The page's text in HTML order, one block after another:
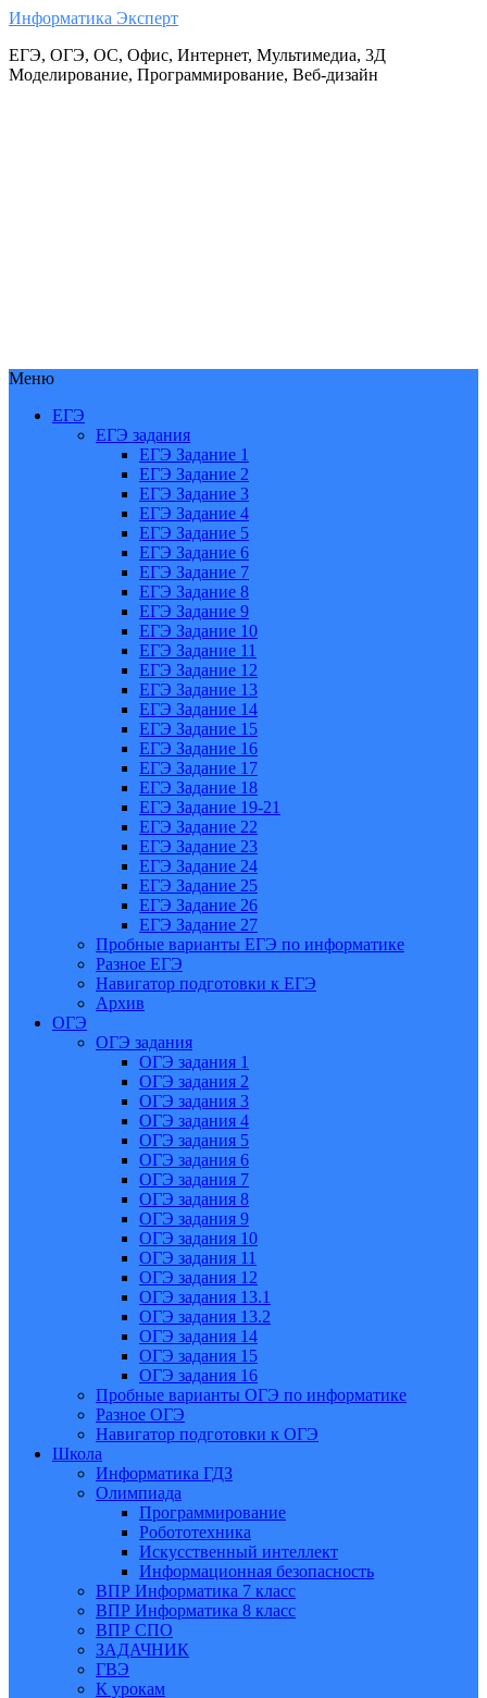
Информатика Эксперт
ЕГЭ, ОГЭ, ОС, Офис, Интернет, Мультимедиа, 3Д
Моделирование, Программирование, Веб-дизайн
Меню
ЕГЭ
ЕГЭ задания
ЕГЭ Задание 1
ЕГЭ Задание 2
ЕГЭ Задание 3
ЕГЭ Задание 4
ЕГЭ Задание 5
ЕГЭ Задание 6
ЕГЭ Задание 7
ЕГЭ Задание 8
ЕГЭ Задание 9
ЕГЭ Задание 10
ЕГЭ Задание 11
ЕГЭ Задание 12
ЕГЭ Задание 13
ЕГЭ Задание 14
ЕГЭ Задание 15
ЕГЭ Задание 16
ЕГЭ Задание 17
ЕГЭ Задание 18
ЕГЭ Задание 19-21
ЕГЭ Задание 22
ЕГЭ Задание 23
ЕГЭ Задание 24
ЕГЭ Задание 25
ЕГЭ Задание 26
ЕГЭ Задание 27
Пробные варианты ЕГЭ по информатике
Разное ЕГЭ
Навигатор подготовки к ЕГЭ
Архив
ОГЭ
ОГЭ задания
ОГЭ задания 1
ОГЭ задания 2
ОГЭ задания 3
ОГЭ задания 4
ОГЭ задания 5
ОГЭ задания 6
ОГЭ задания 7
ОГЭ задания 8
ОГЭ задания 9
ОГЭ задания 10
ОГЭ задания 11
ОГЭ задания 12
ОГЭ задания 13.1
ОГЭ задания 13.2
ОГЭ задания 14
ОГЭ задания 15
ОГЭ задания 16
Пробные варианты ОГЭ по информатике
Разное ОГЭ
Навигатор подготовки к ОГЭ
Школа
Информатика ГДЗ
Олимпиада
Программирование
Робототехника
Искусственный интеллект
Информационная безопасность
ВПР Информатика 7 класс
ВПР Информатика 8 класс
ВПР СПО
ЗАДАЧНИК
ГВЭ
К урокам